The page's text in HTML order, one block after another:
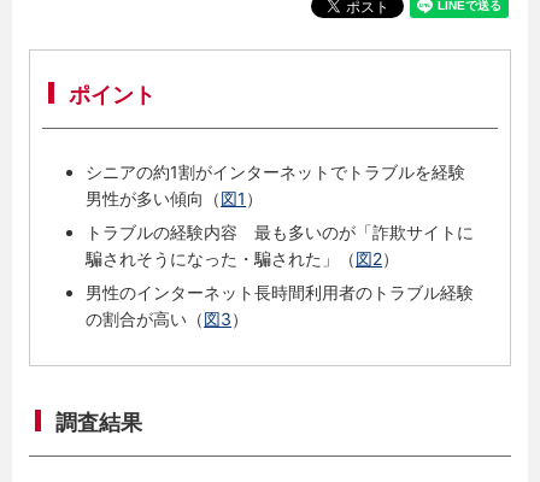
ポイント
シニアの約1割がインターネットでトラブルを経験
男性が多い傾向（図1 ）
トラブルの経験内容 最も多いのが「詐欺サイトに
騙されそうになった・騙された」（図2）
男性のインターネット長時間利用者のトラブル経験
の割合が高い（図3）
調査結果